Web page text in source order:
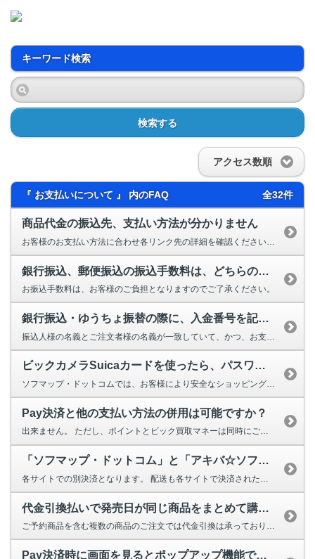
キーワード検索
検索する
アクセス数順
『 お支払いについて 』 内のFAQ 全32件
商品代金の振込先、支払い方法が分かりません
お客様のお支払い方法に合わせ各リンク先の詳細を確認ください。 銀行振...
銀行振込、郵便振込の振込手数料は、どちらの負担となるのですか？
お振込手数料は、お客様のご負担となりますのでご了承ください。
銀行振込・ゆうちょ振替の際に、入金番号を記入できなかったのですが、入金の確...
ビックカメラSuicaカードを使ったら、パスワードの入力画面になったのですが？
ソフマップ・ドットコムでは、お客様により安全なショッピングをお楽しみいただ...
Pay決済と他の支払い方法の併用は可能ですか？
出来ません。 ただし、ポイントとビック買取マネーは同時にご利用いただ...
「ソフマップ・ドットコム」と「アキバ☆ソフマップ・ドットコム」でカートに入...
代金引換払いで発売日が同じ商品をまとめて購入したい
ご予約商品を含む複数の商品のご注文では代金引換は承っておりません。 ...
Pay決済時に画面を見るとポップアップ機能で別窓を開く仕様のようですが、開...